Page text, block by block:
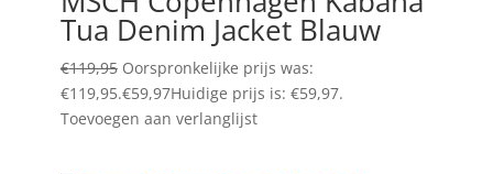
Tua Denim Jacket Blauw
€119,95 Oorspronkelijke prijs was:
€119,95.€59,97Huidige prijs is: €59,97.
Toevoegen aan verlanglijst